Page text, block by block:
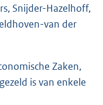
Snijder-Hazelhoff,
van der
Zaken,
is van enkele